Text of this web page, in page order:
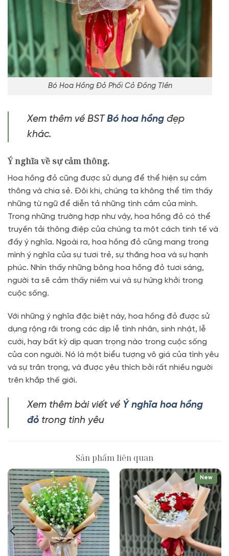
Bó Hoa Hồng Đỏ Phối Cỏ Đồng TIền
Xem thêm về BSTBó hoa hồng đẹp
khác.
Ý nghĩa về sự cảm thông.
Hoa hồng đỏ cũng được sử dụng để thể hiện sự cảm
thông và chia sẻ. Đôi khi, chúng ta không thể tìm thấy
những từ ngữ để diễn tả những tình cảm của mình.
Trong những trường hợp như vậy, hoa hồng đỏ có thể
truyền tải thông điệp của chúng ta một cách tinh tế và
đầy ý nghĩa. Ngoài ra, hoa hồng đỏ cũng mang trong
mình ý nghĩa của sự tươi trẻ, sự thăng hoa và sự hạnh
phúc. Nhìn thấy những bông hoa hồng đỏ tươi sáng,
người ta sẽ cảm thấy niềm vui và sự hứng khởi trong
cuộc sống.
Với những ý nghĩa đặc biệt này, hoa hồng đỏ được sử
dụng rộng rãi trong các dịp lễ tình nhân, sinh nhật, lễ
cưới, hay bất kỳ dịp quan trọng nào trong cuộc sống
của con người. Nó là một biểu tượng vô giá của tình yêu
và sự trân trọng, và được yêu thích bởi rất nhiều người
trên khắp thế giới.
Xem thêm bài viết về Ý nghĩa hoa hồng
đỏ trong tình yêu
Sản phẩm liên quan
New